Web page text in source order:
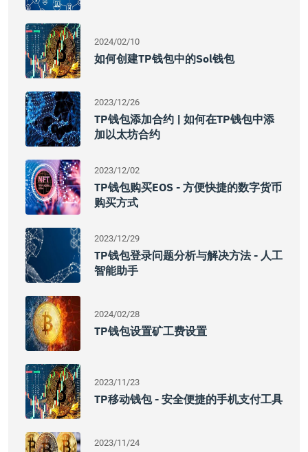
2024/02/10
如何创建TP钱包中的Sol钱包
2023/12/26
TP钱包添加合约 | 如何在TP钱包中添
加以太坊合约
2023/12/02
TP钱包购买EOS - 方便快捷的数字货币
购买方式
2023/12/29
TP钱包登录问题分析与解决方法 - 人工
智能助手
2024/02/28
TP钱包设置矿工费设置
2023/11/23
TP移动钱包 - 安全便捷的手机支付工具
2023/11/24